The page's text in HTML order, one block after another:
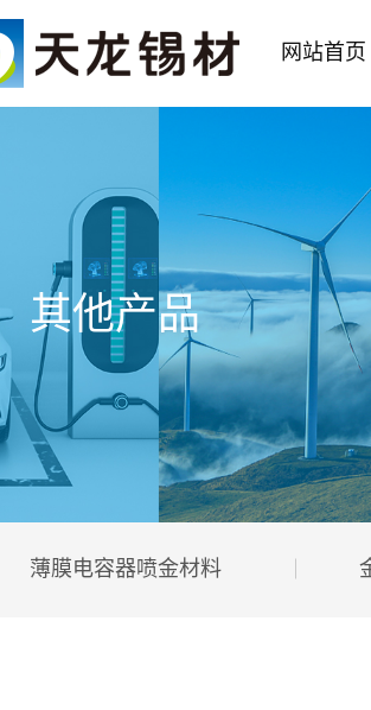
网站首页
其他产品
薄膜电容器喷金材料